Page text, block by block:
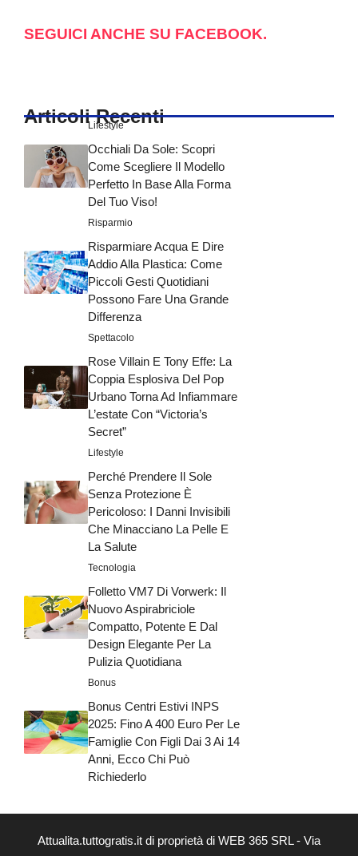
SEGUICI ANCHE SU FACEBOOK.
Articoli Recenti
Lifestyle
Occhiali Da Sole: Scopri
Come Scegliere Il Modello
Perfetto In Base Alla Forma
Del Tuo Viso!
Risparmio
Risparmiare Acqua E Dire
Addio Alla Plastica: Come
Piccoli Gesti Quotidiani
Possono Fare Una Grande
Differenza
Spettacolo
Rose Villain E Tony Effe: La
Coppia Esplosiva Del Pop
Urbano Torna Ad Infiammare
L’estate Con “Victoria’s
Secret”
Lifestyle
Perché Prendere Il Sole
Senza Protezione È
Pericoloso: I Danni Invisibili
Che Minacciano La Pelle E
La Salute
Tecnologia
Folletto VM7 Di Vorwerk: Il
Nuovo Aspirabriciole
Compatto, Potente E Dal
Design Elegante Per La
Pulizia Quotidiana
Bonus
Bonus Centri Estivi INPS
2025: Fino A 400 Euro Per Le
Famiglie Con Figli Dai 3 Ai 14
Anni, Ecco Chi Può
Richiederlo
Attualita.tuttogratis.it di proprietà di WEB 365 SRL - Via